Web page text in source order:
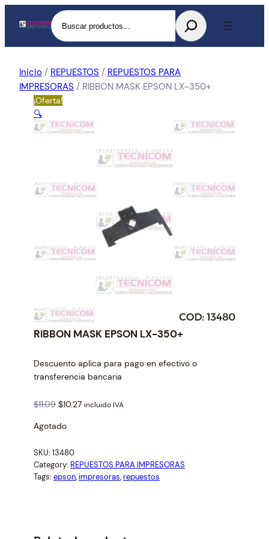
Buscar
Inicio / REPUESTOS / REPUESTOS PARA
IMPRESORAS / RIBBON MASK EPSON LX-350+
¡Oferta!
🔍
RIBBON MASK EPSON LX-350+
Descuento aplica para pago en efectivo o
transferencia bancaria
$11.09 O
i
i
n
a
i
$10.27C
n
t
incluido IVA
Agotado
SKU: 13480
Category: REPUESTOS PARA IMPRESORAS
Tags: epson, impresoras, repuestos